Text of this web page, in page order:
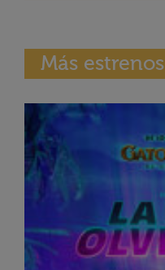
Más estrenos